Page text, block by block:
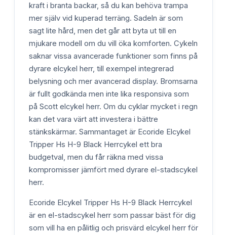
kraft i branta backar, så du kan behöva trampa
mer själv vid kuperad terräng. Sadeln är som
sagt lite hård, men det går att byta ut till en
mjukare modell om du vill öka komforten. Cykeln
saknar vissa avancerade funktioner som finns på
dyrare elcykel herr, till exempel integrerad
belysning och mer avancerad display. Bromsarna
är fullt godkända men inte lika responsiva som
på Scott elcykel herr. Om du cyklar mycket i regn
kan det vara värt att investera i bättre
stänkskärmar. Sammantaget är Ecoride Elcykel
Tripper Hs H-9 Black Herrcykel ett bra
budgetval, men du får räkna med vissa
kompromisser jämfört med dyrare el-stadscykel
herr.
Ecoride Elcykel Tripper Hs H-9 Black Herrcykel
är en el-stadscykel herr som passar bäst för dig
som vill ha en pålitlig och prisvärd elcykel herr för